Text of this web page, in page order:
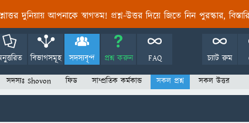
দুনিয়ায় আপনাকে স্বাগতম! প্রশ্ন-উত্তর দিয়ে জিতে নিন পুরস্কার,
বিভাগসমূহ সদস্যবৃন্দ প্রশ্ন করুন FAQ চ্যাট রুম
সদস্যঃ Shovon ফিড সাম্প্রতিক কর্মকান্ড সকল প্রশ্ন সকল উত্তর